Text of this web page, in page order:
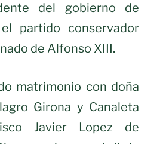
del gobierno de
partido conservador
de Alfonso XIII.
matrimonio con doña
Girona y Canaleta
Javier Lopez de